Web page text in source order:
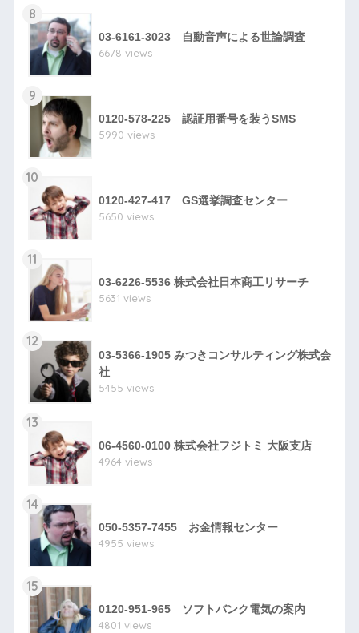
8
03-6161-3023 自動音声による世論調査
6678 views
9
0120-578-225 認証用番号を装うSMS
5990 views
10
0120-427-417 GS選挙調査センター
5650 views
11
03-6226-5536 株式会社日本商工リサーチ
5631 views
12
03-5366-1905 みつきコンサルティング株式会
社
5455 views
13
06-4560-0100 株式会社フジトミ 大阪支店
4964 views
14
050-5357-7455 お金情報センター
4955 views
15
0120-951-965 ソフトバンク電気の案内
4801 views